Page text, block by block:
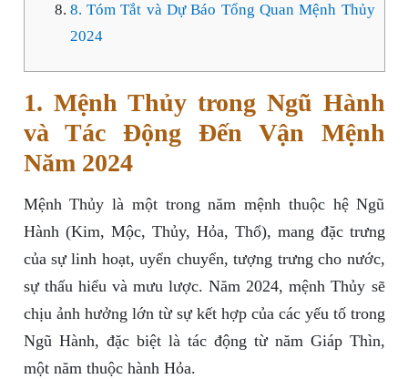
8. Tóm Tắt và Dự Báo Tổng Quan Mệnh Thủy
2024
1. Mệnh Thủy trong Ngũ Hành
và Tác Động Đến Vận Mệnh
Năm 2024
Mệnh Thủy là một trong năm mệnh thuộc hệ Ngũ
Hành (Kim, Mộc, Thủy, Hỏa, Thổ), mang đặc trưng
của sự linh hoạt, uyển chuyển, tượng trưng cho nước,
sự thấu hiểu và mưu lược. Năm 2024, mệnh Thủy sẽ
chịu ảnh hưởng lớn từ sự kết hợp của các yếu tố trong
Ngũ Hành, đặc biệt là tác động từ năm Giáp Thìn,
một năm thuộc hành Hỏa.